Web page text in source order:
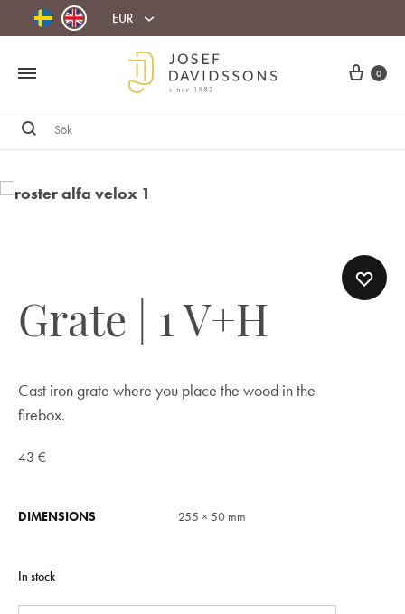
EUR
Cart
0
Sök
Grate | 1 V+H
Cast iron grate where you place the wood in the
firebox.
43 €
DIMENSIONS 255 × 50 mm
In stock